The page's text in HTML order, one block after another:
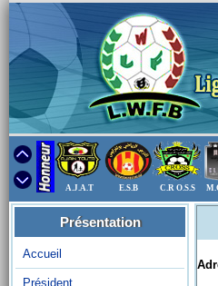
A.J.A.T E.S.B C.R O.S.S
Présentation
Accueil
Président